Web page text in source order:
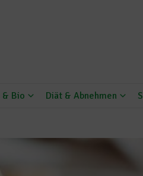
& Bio Diät & Abnehmen